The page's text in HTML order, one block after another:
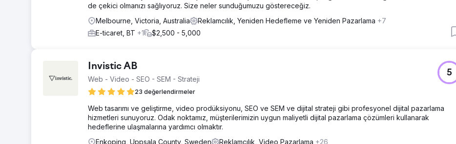
de çekici olmanızı sağlıyoruz. Size neler sunduğumuzu göstereceğiz.
Melbourne, Victoria, Australia
Reklamcılık, Yeniden Hedefleme ve Yeniden Pazarlama +7
E-ticaret, BT +1 $2,500 - 5,000
Invistic AB
Web - Video - SEO - SEM - Strateji
23 değerlendirmeler
5
Web tasarımı ve geliştirme, video prodüksiyonu, SEO ve SEM ve dijital strateji gibi profesyonel dijital pazarlama
hizmetleri sunuyoruz. Odak noktamız, müşterilerimizin uygun maliyetli dijital pazarlama çözümleri kullanarak
hedeflerine ulaşmalarına yardımcı olmaktır.
Enkoping, Uppsala County, Sweden
Reklamcılık, Video Pazarlama +26